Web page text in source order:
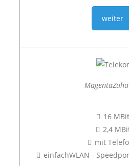
weiter
16
2,4
mit
einfachWLAN -